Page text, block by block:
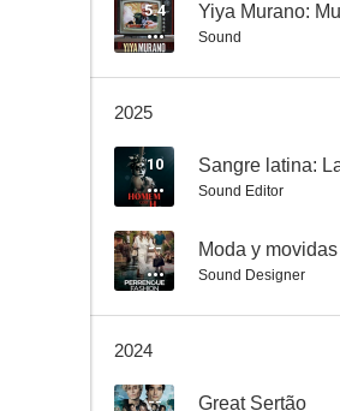
El fotógrafo y el cartero: El crimen de Cabezas
6.8
5.4 Yiya Murano:
Sound
2025
10
Sound Editor
-- Moda y movidas
Sound Designer
2024
-- Great Sertão